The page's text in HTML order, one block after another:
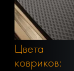
Цвета
ковриков: